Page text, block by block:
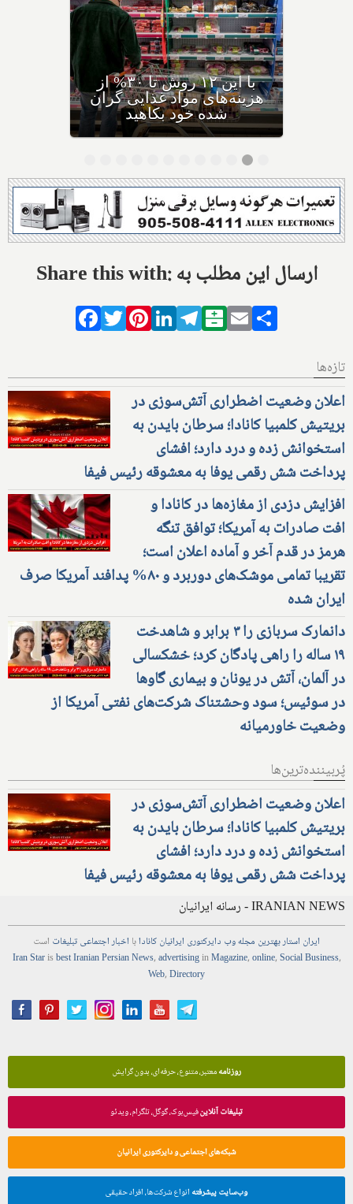
چگونه موفق‌ترین کافه
رستوران ترکیه‌ای با غذاهای
خوشمزه‌اش به دنیا و تورنتو
رسید؟
Share this with: ارسال این مطلب به
Facebook
TwitterPinterestLinkedIn
Telegram
Balatarin
Email
تازه‌ها
اعلان وضعیت اضطراری آتش‌سوزی در
بریتیش کلمبیا کانادا؛ سرطان بایدن به
استخوانش زده و درد دارد؛ افشای
پرداخت شش رقمی یوفا به معشوقه رئیس فیفا
افزایش دزدی از مغازه‌ها در کانادا و
افت صادرات به آمریکا؛ توافق تنگه
هرمز در قدم آخر و آماده اعلان است؛
تقریبا تمامی موشک‌های دوربرد و ۸۰% پدافند آمریکا صرف
ایران شده
دانمارک سربازی را ۳ برابر و شاهدخت
۱۹ ساله را راهی پادگان کرد؛ خشکسالی
در آلمان، آتش در یونان و بیماری گاوها
در سوئیس؛ سود وحشتناک شرکت‌های نفتی آمریکا از
وضعیت خاورمیانه
پُربیننده‌ترین‌ها
اعلان وضعیت اضطراری آتش‌سوزی در
بریتیش کلمبیا کانادا؛ سرطان بایدن به
استخوانش زده و درد دارد؛ افشای
پرداخت شش رقمی یوفا به معشوقه رئیس فیفا
IRANIAN NEWS - رسانه ایرانیان
ایران استاربهترین مجلهوب دایرکتوری ایرانیان کانادابا اخباراجتماعیتبلیغات است
Iran Starisbest Iranian PersianNews,advertisinginMagazine,online,Social Business,
Web,Directory
روزنامهمعتبر، متنوع، حرفه‌ای، بدون گرایش
تبلیغات آنلاینفیس‌بوک، گوگل، تلگرام، ویدئو
شبکه‌های اجتماعی و دایرکتوری ایرانیان
وب‌سایت پیشرفته انواع شرکت‌ها، افراد حقیقی